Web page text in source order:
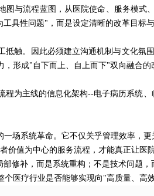
与流程蓝图，从医院使命、服务模式
具性问题"，而是设定清晰的改革目标与
触。因此必须建立沟通机制与文化氛
形成"自下而上、自上而下"双向融合的
为主线的信息化架构--电子病历系统
场系统革命。它不仅关乎管理效率，
值为中心的服务流程，才能真正让医
修补，而是系统重构；不是技术问题，
医疗行业是否能够实现向"高质量、高